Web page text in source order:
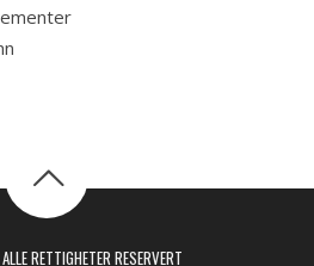
RETTIGHETER RESERVERT